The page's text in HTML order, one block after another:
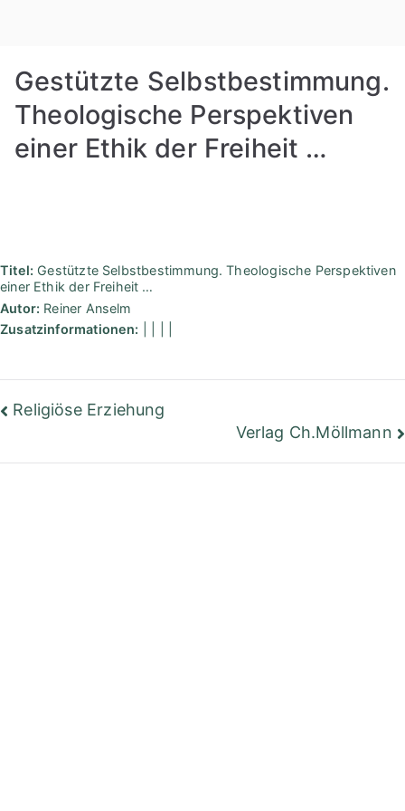
Steiner
Bibliothek
Berlin
Gestützte Selbstbestimmung.
Theologische Perspektiven
einer Ethik der Freiheit …
Titel: Gestützte Selbstbestimmung. Theologische Perspektiven
einer Ethik der Freiheit …
Autor: Reiner Anselm
Zusatzinformationen:
Beitragsnavigation
Religiöse Erziehung
Verlag Ch.Möllmann